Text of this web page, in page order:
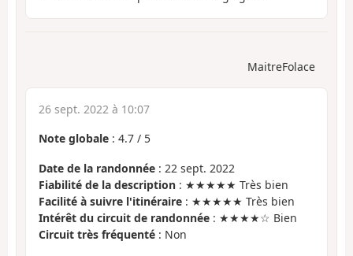
MaitreFolace
26 sept. 2022 à 10:07
Note globale : 4.7 / 5
Date de la randonnée : 22 sept. 2022
Fiabilité de la description : ★★★★★ Très bien
Facilité à suivre l'itinéraire : ★★★★★ Très bien
Intérêt du circuit de randonnée : ★★★★☆ Bien
Circuit très fréquenté : Non